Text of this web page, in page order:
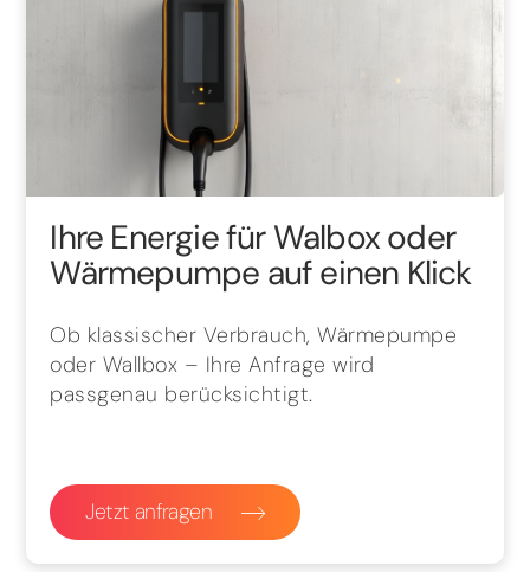
Ihre Energie für Walbox oder
Wärmepumpe auf einen Klick
Ob klassischer Verbrauch, Wärmepumpe
oder Wallbox – Ihre Anfrage wird
passgenau berücksichtigt.
Jetzt anfragen